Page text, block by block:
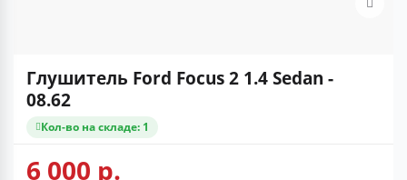
Глушитель Ford Focus 2 1.4 Sedan -
08.62
Кол-во на складе: 1
6 000 р.